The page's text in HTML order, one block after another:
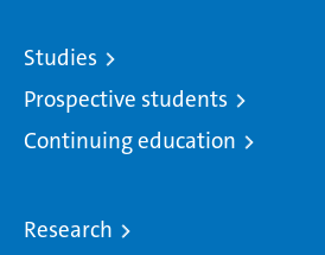
Studies
Prospective students
Continuing education
Research